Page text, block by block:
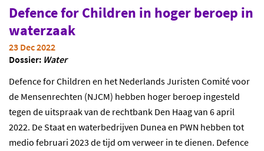
Defence for Children in hoger beroep in
waterzaak
23 Dec 2022
Dossier: Water
Defence for Children en het Nederlands Juristen Comité voor
de Mensenrechten (NJCM) hebben hoger beroep ingesteld
tegen de uitspraak van de rechtbank Den Haag van 6 april
2022. De Staat en waterbedrijven Dunea en PWN hebben tot
medio februari 2023 de tijd om verweer in te dienen. Defence